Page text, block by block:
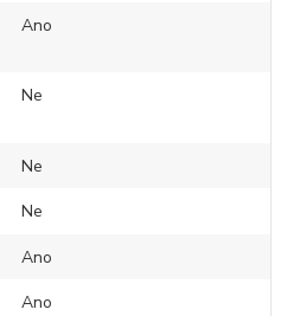
Ano
Ne
Ne
Ne
Ano
Ano